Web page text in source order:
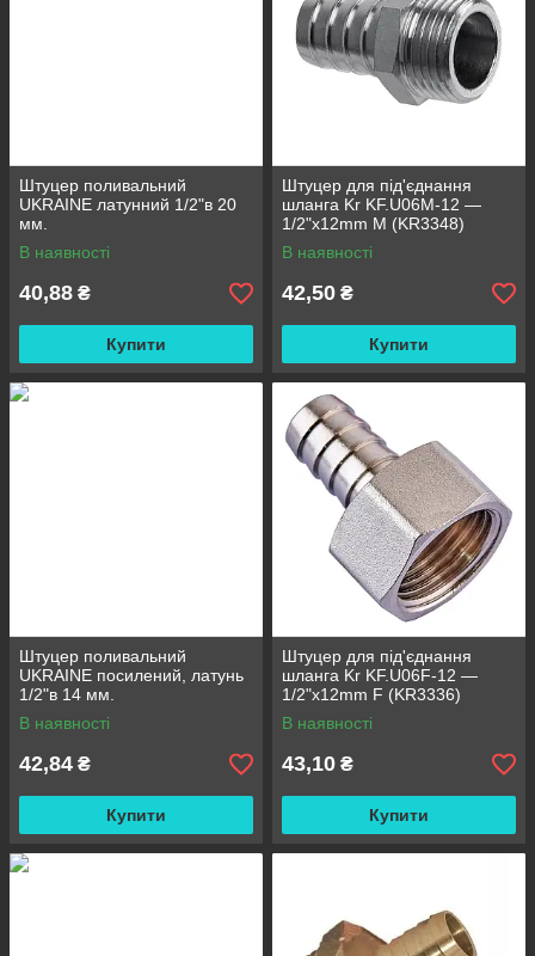
Штуцер поливальний
UKRAINE латунний 1/2"в 20
мм.
В наявності
40,88 ₴
Купити
Штуцер для під'єднання
шланга Kr KF.U06M-12 —
1/2"x12mm M (KR3348)
В наявності
42,50 ₴
Купити
Штуцер поливальний
UKRAINE посилений, латунь
1/2"в 14 мм.
В наявності
42,84 ₴
Купити
Штуцер для під'єднання
шланга Kr KF.U06F-12 —
1/2"x12mm F (KR3336)
В наявності
43,10 ₴
Купити